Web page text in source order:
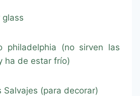
glass
philadelphia (no sirven las
ha de estar frío)
Salvajes (para decorar)